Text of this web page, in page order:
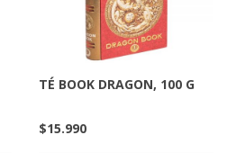
TÉ BOOK DRAGON, 100 G
$15.990